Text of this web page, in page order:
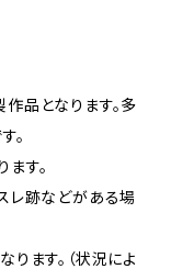
品となります。多
。
す。
レ跡などがある場
ます。（状況によ